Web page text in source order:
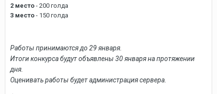
2 место - 200 голда
3 место - 150 голда
Работы принимаются до 29 января.
Итоги конкурса будут объявлены 30 января на протяжении
дня.
Оценивать работы будет администрация сервера.